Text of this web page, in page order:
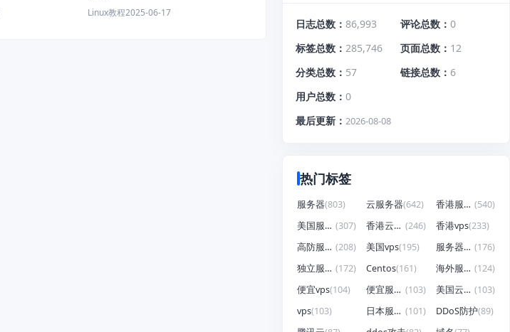
Linux教程2025-06-17
日志总数 86,993 评论总数
0
标签总数
285,746 页面总数
12
分类总数
57 链接总数
6
用户总数
0
最后更新
2026-08-08
热门标签
服务器(803) 云服务器(642) 香港服务器 (540)
美国服务器 (307) 香港云服务器 (246) 香港vps(233)
高防服务器 (208) 美国vps(195) 服务器租用 (176)
独立服务器 (172) Centos(161) 海外服务器 (124)
便宜vps(104) 便宜服务器 (103) 美国云服务器 (103)
vps(103) 日本服务器 (101) DDoS防护(89)